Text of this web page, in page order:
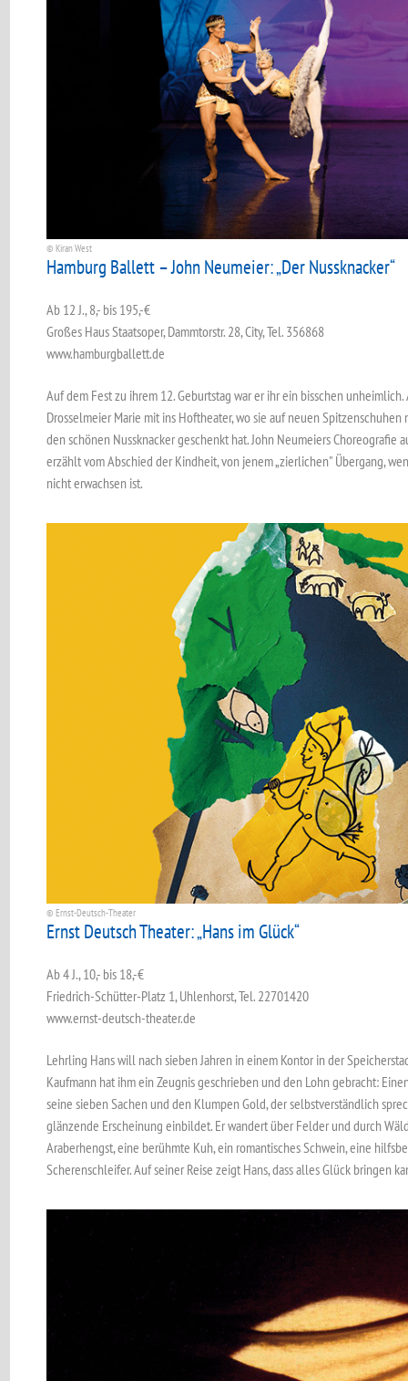
© Kiran West
Hamburg Ballett – John Neumeier: „Der Nussknacker“
Ab 12 J., 8,- bis 195,-€
Großes Haus Staatsoper, Dammtorstr. 28, City, Tel. 356868
www.hamburgballett.de
Auf dem Fest zu ihrem 12. Geburtstag war er ihr ein bisschen
Drosselmeier Marie mit ins Hoftheater, wo sie auf neuen
den schönen Nussknacker geschenkt hat. John Neumeiers Choreografie
erzählt vom Abschied der Kindheit, von ­jenem „zierlichen" Übergang,
nicht erwachsen ist.
© Ernst-Deutsch-Theater
Ernst Deutsch Theater: „Hans im Glück“
Ab 4 J., 10,- bis 18,-€
Friedrich-Schütter-Platz 1, Uhlenhorst, Tel. 22701420
www.ernst-deutsch-theater.de
Lehrling Hans will nach sieben Jahren in einem Kontor in der
Kaufmann hat ihm ein Zeugnis geschrieben und den Lohn gebracht:
seine sieben Sachen und den Klumpen Gold, der selbstverständlich
glänzende Erscheinung einbildet. Er ­wandert über Felder und durch
Araberhengst, eine berühmte Kuh, ein romantisches Schwein, eine
Scheren­schleifer. Auf seiner Reise zeigt Hans, dass alles Glück bringen